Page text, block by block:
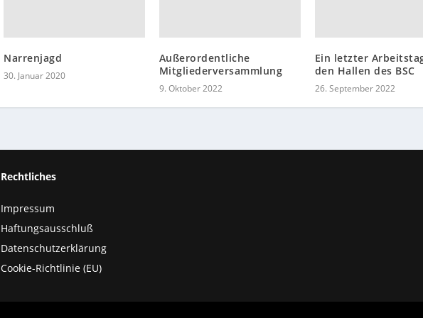
Narrenjagd
30. Januar 2020
Außerordentliche
Mitgliederversammlung
9. Oktober 2022
Ein letzter
den Hallen des BSC
26. September 2022
Rechtliches
Impressum
Haftungsausschluß
Datenschutzerklärung
Cookie-Richtlinie (EU)